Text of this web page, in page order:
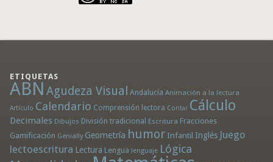
ETIQUETAS
ABN Agudeza Visual Andalucía Animación a la lectura
Artículo Calendario Comprensión lectora Contar Cálculo
Decimales Dibujos División tradicional Escritura Fracciones
Gamificación Genially Geometría humor Infantil Inglés Juego
lectoescritura Lectura Lengua lenguaje Lógica